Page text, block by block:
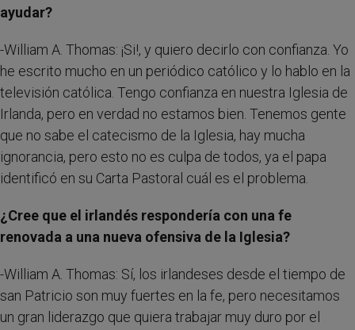
ayudar?
-William A. Thomas: ¡Si!, y quiero decirlo con confianza. Yo
he escrito mucho en un periódico católico y lo hablo en la
televisión católica. Tengo confianza en nuestra Iglesia de
Irlanda, pero en verdad no estamos bien. Tenemos gente
que no sabe el catecismo de la Iglesia, hay mucha
ignorancia, pero esto no es culpa de todos, ya el papa
identificó en su Carta Pastoral cuál es el problema.
¿Cree que el irlandés respondería con una fe
renovada a una nueva ofensiva de la Iglesia?
-William A. Thomas: Sí, los irlandeses desde el tiempo de
san Patricio son muy fuertes en la fe, pero necesitamos
un gran liderazgo que quiera trabajar muy duro por el